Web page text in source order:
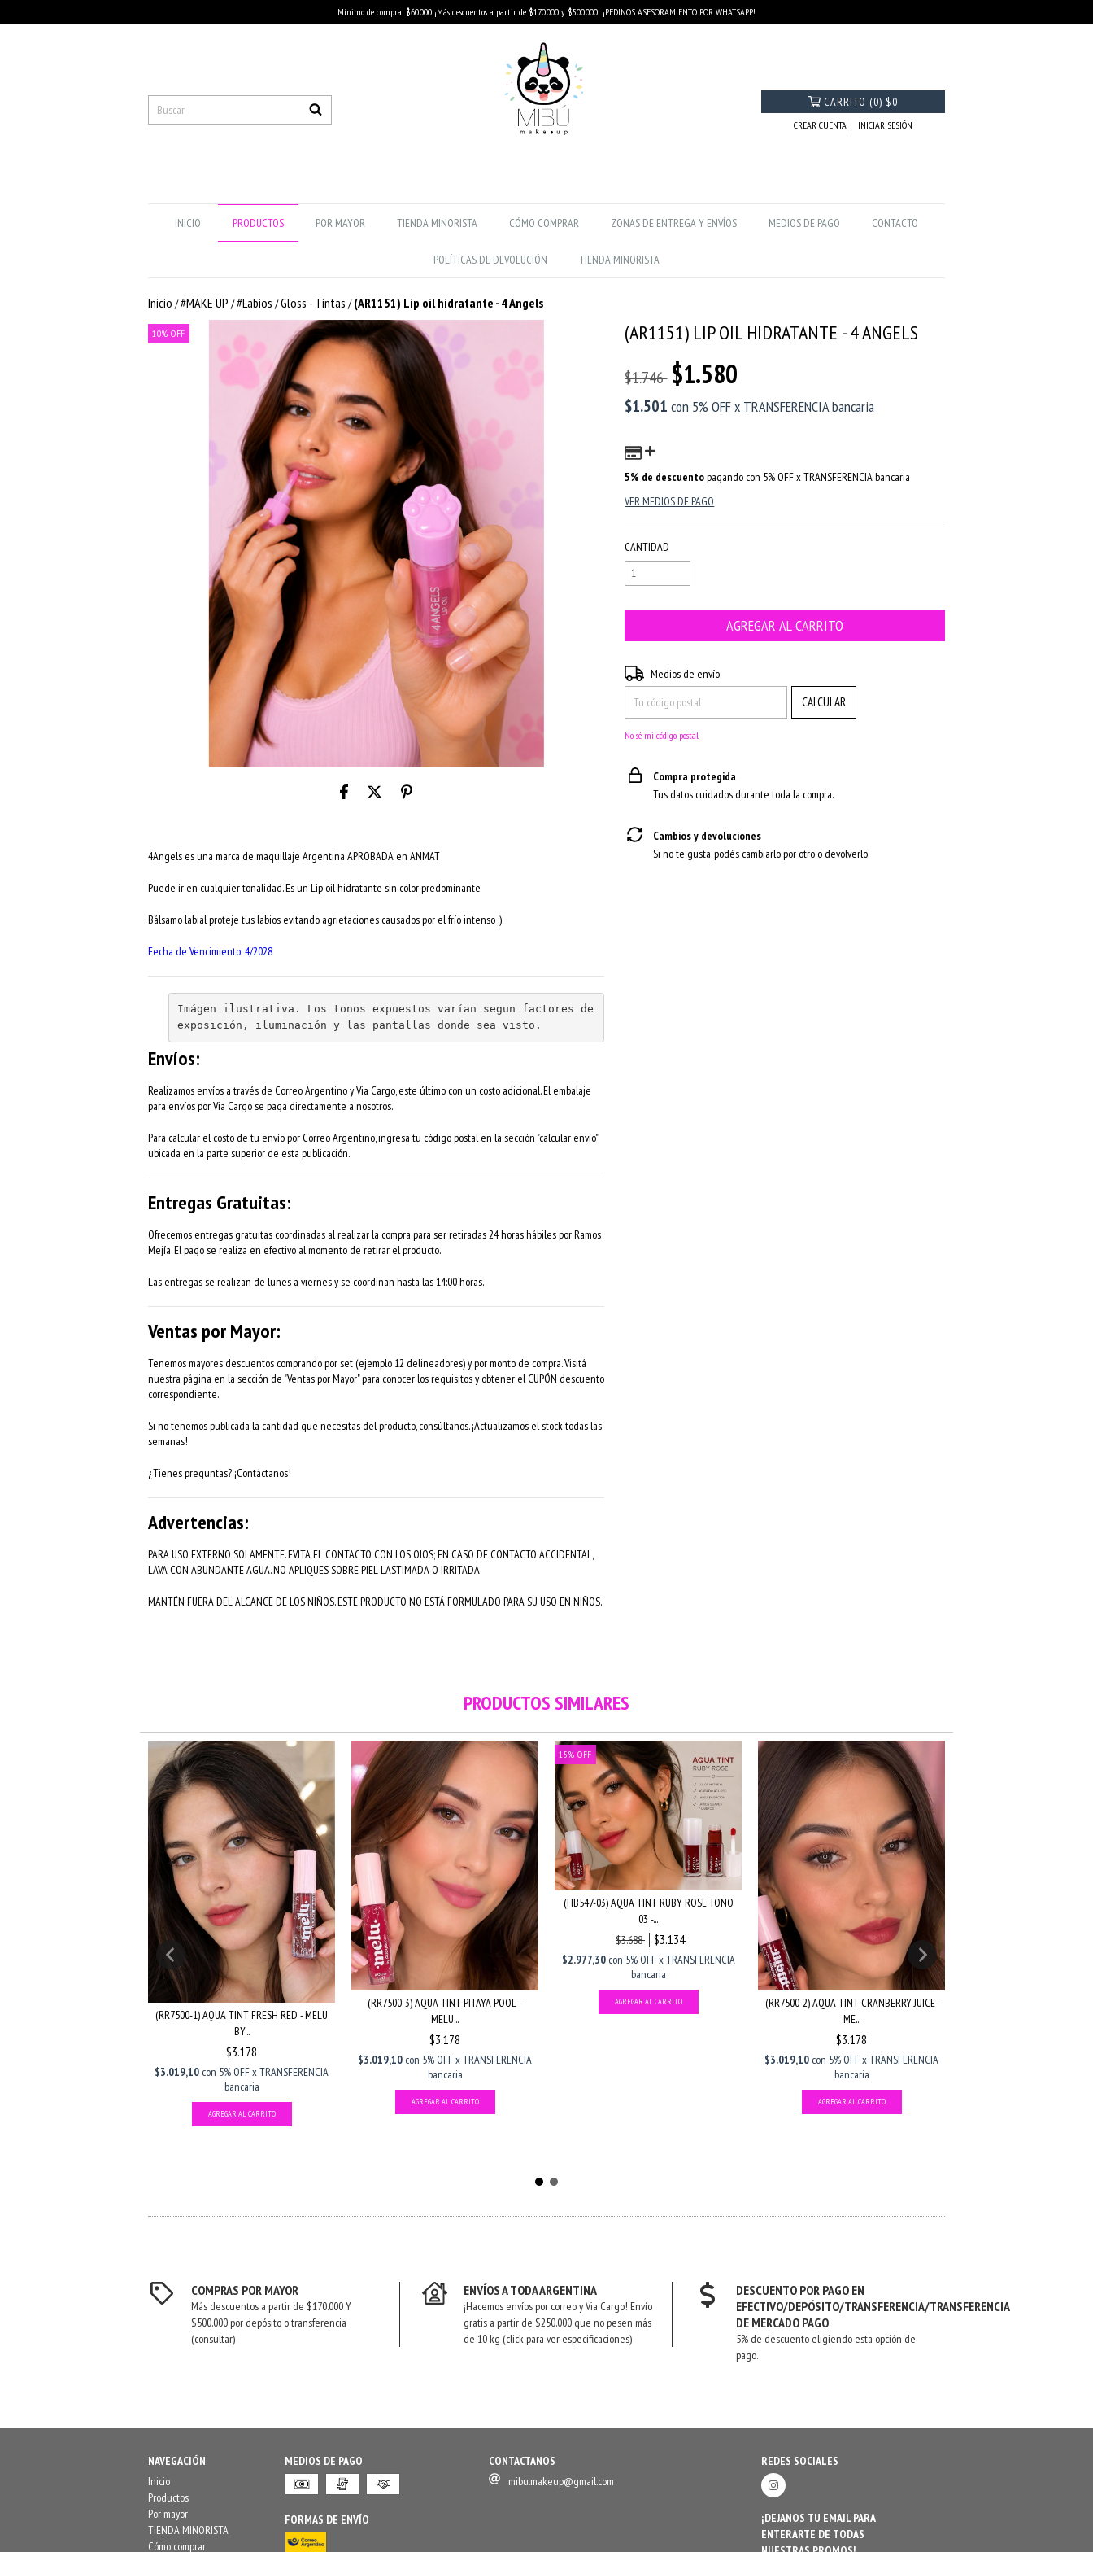
Mínimo de compra: $60.000 ¡Más descuentos a partir de $170.000 y $500.000! ¡PEDINOS ASESORAMIENTO POR WHATSAPP!
CARRITO (0) $0
CREAR CUENTA INICIAR SESIÓN
INICIO PRODUCTOS POR MAYOR TIENDA MINORISTA CÓMO COMPRAR ZONAS DE ENTREGA Y ENVÍOS MEDIOS DE PAGO CONTACTO
POLÍTICAS DE DEVOLUCIÓN TIENDA MINORISTA
Inicio /#MAKE UP /#Labios /Gloss - Tintas / (AR1151) Lip oil hidratante - 4 Angels
10% OFF
4Angels es una marca de maquillaje Argentina APROBADA en ANMAT
Puede ir en cualquier tonalidad. Es un Lip oil hidratante sin color predominante
Bálsamo labial proteje tus labios evitando agrietaciones causados por el frío intenso :).
Fecha de Vencimiento: 4/2028
Imágen ilustrativa. Los tonos expuestos varían segun factores de
exposición, iluminación y las pantallas donde sea visto.
Envíos:
Realizamos envíos a través de Correo Argentino y Via Cargo, este último con un costo adicional. El embalaje
para envíos por Via Cargo se paga directamente a nosotros.
Para calcular el costo de tu envío por Correo Argentino, ingresa tu código postal en la sección "calcular envío"
ubicada en la parte superior de esta publicación.
Entregas Gratuitas:
Ofrecemos entregas gratuitas coordinadas al realizar la compra para ser retiradas 24 horas hábiles por Ramos
Mejía. El pago se realiza en efectivo al momento de retirar el producto.
Las entregas se realizan de lunes a viernes y se coordinan hasta las 14:00 horas.
Ventas por Mayor:
Tenemos mayores descuentos comprando por set (ejemplo 12 delineadores) y por monto de compra. Visitá
nuestra página en la sección de "Ventas por Mayor" para conocer los requisitos y obtener el CUPÓN descuento
correspondiente.
Si no tenemos publicada la cantidad que necesitas del producto, consúltanos. ¡Actualizamos el stock todas las
semanas!
¿Tienes preguntas? ¡Contáctanos!
Advertencias:
PARA USO EXTERNO SOLAMENTE. EVITA EL CONTACTO CON LOS OJOS; EN CASO DE CONTACTO ACCIDENTAL,
LAVA CON ABUNDANTE AGUA. NO APLIQUES SOBRE PIEL LASTIMADA O IRRITADA.
MANTÉN FUERA DEL ALCANCE DE LOS NIÑOS. ESTE PRODUCTO NO ESTÁ FORMULADO PARA SU USO EN NIÑOS.
(AR1151) LIP OIL HIDRATANTE - 4 ANGELS
$1.746 $1.580
$1.501con 5% OFF x TRANSFERENCIA bancaria
5% de descuentopagando con 5% OFF x TRANSFERENCIA bancaria
VER MEDIOS DE PAGO
CANTIDAD
Entregas para el CP:
Medios de envío
CALCULAR
No sé mi código postal
Compra protegida
Tus datos cuidados durante toda la compra.
Cambios y devoluciones
Si no te gusta, podés cambiarlo por otro o devolverlo.
PRODUCTOS SIMILARES
(RR7500-1) AQUA TINT FRESH RED - MELU
BY...
$3.178
$3.019,10 con 5% OFF x TRANSFERENCIA
bancaria
(RR7500-3) AQUA TINT PITAYA POOL -
MELU...
$3.178
$3.019,10 con 5% OFF x TRANSFERENCIA
bancaria
15% OFF
(HB547-03) AQUA TINT RUBY ROSE TONO
03 -...
$3.688
$3.134
$2.977,30 con 5% OFF x TRANSFERENCIA
bancaria
(RR7500-2) AQUA TINT CRANBERRY JUICE-
ME...
$3.178
$3.019,10 con 5% OFF x TRANSFERENCIA
bancaria
COMPRAS POR MAYOR
Más descuentos a partir de $170.000 Y
$500.000 por depósito o transferencia
(consultar)
ENVÍOS A TODA ARGENTINA
¡Hacemos envíos por correo y Via Cargo! Envío
gratis a partir de $250.000 que no pesen más
de 10 kg (click para ver especificaciones)
DESCUENTO POR PAGO EN
EFECTIVO/DEPÓSITO/TRANSFERENCIA/TRANSFERENCIA
DE MERCADO PAGO
5% de descuento eligiendo esta opción de
pago.
NAVEGACIÓN
Inicio
Productos
Por mayor
TIENDA MINORISTA
Cómo comprar
MEDIOS DE PAGO
FORMAS DE ENVÍO
CONTACTANOS
mibu.makeup@gmail.com
REDES SOCIALES
¡DEJANOS TU EMAIL PARA
ENTERARTE DE TODAS